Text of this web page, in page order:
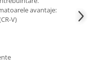
avantaje:
V)